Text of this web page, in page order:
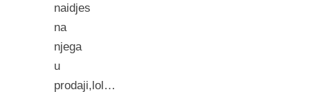
naidjes
na
njega
u
prodaji,lol…